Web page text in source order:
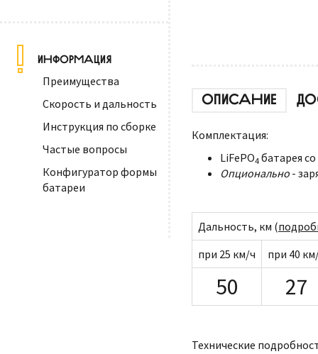
ИНФОРМАЦИЯ
Преимущества
Скорость и дальность
Инструкция по сборке
Частые вопросы
Конфигуратор формы
батареи
ОПИСАНИЕ
Комплектация:
LiFePO4 батарея
Опционально -
Дальность, км (
при 25 км/ч
при 40
50 27
Технические